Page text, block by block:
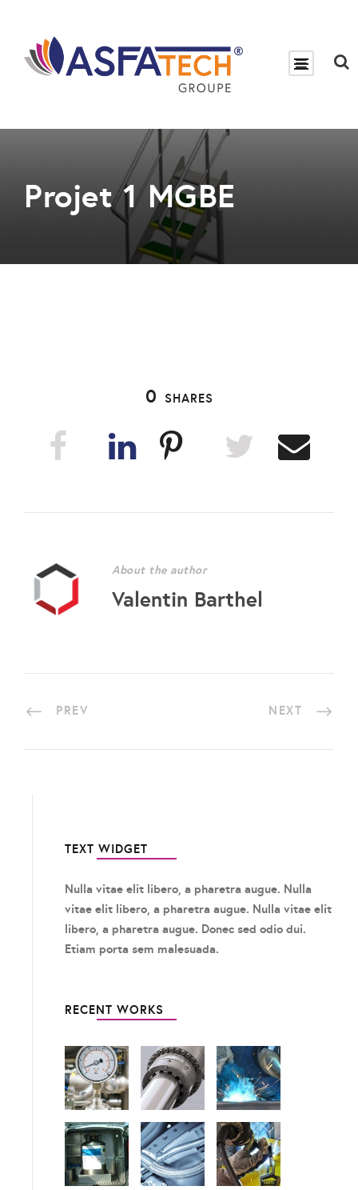
Projet 1 MGBE
0 SHARES
About the author
Valentin Barthel
PREV NEXT
TEXT WIDGET
Nulla vitae elit libero, a pharetra augue. Nulla
vitae elit libero, a pharetra augue. Nulla vitae elit
libero, a pharetra augue. Donec sed odio dui.
Etiam porta sem malesuada.
RECENT WORKS